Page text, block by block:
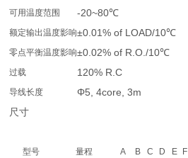
可用温度范围 -20~80℃
额定输出温度影响±0.01% of LOAD/10℃
零点平衡温度影响±0.02% of R.O./10℃
过载 120% R.C
导线长度
Φ5, 4core, 3m
尺寸
型号 量程 A B C D E F